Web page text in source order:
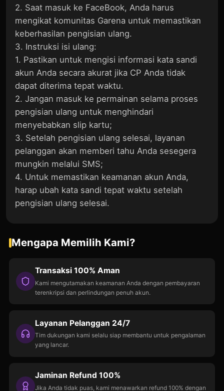
2. Saat masuk ke FaceBook, Anda harus
mengikat komunitas Garena untuk memastikan
keberhasilan pengisian ulang.
3. Instruksi isi ulang:
1. Pastikan untuk mengisi informasi kata sandi
akun Anda secara akurat jika CP Anda tidak
dapat diterima tepat waktu.
2. Jangan masuk ke permainan selama proses
pengisian ulang untuk menghindari
menyebabkan slip kartu;
3. Setelah pengisian ulang selesai, layanan
pelanggan akan memberi tahu Anda sesegera
mungkin melalui SMS;
4. Untuk memastikan keamanan akun Anda,
harap ubah kata sandi tepat waktu setelah
pengisian ulang selesai.
Mengapa Memilih Kami?
Transaksi 100% Aman
Kami mengutamakan keamanan Anda dengan pembayaran
terenkripsi dan perlindungan penuh akun.
Layanan Pelanggan 24/7
Tim dukungan kami selalu siap membantu untuk pengalaman
yang lancar.
Jaminan Refund 100%
Jika Anda tidak puas, kami menawarkan refund 100% dengan